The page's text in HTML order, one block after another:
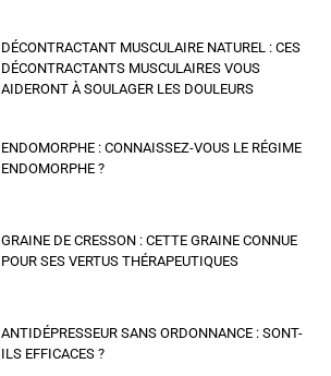
DÉCONTRACTANT MUSCULAIRE NATUREL : CES
DÉCONTRACTANTS MUSCULAIRES VOUS
AIDERONT À SOULAGER LES DOULEURS
ENDOMORPHE : CONNAISSEZ-VOUS LE RÉGIME
ENDOMORPHE ?
GRAINE DE CRESSON : CETTE GRAINE CONNUE
POUR SES VERTUS THÉRAPEUTIQUES
ANTIDÉPRESSEUR SANS ORDONNANCE : SONT-
ILS EFFICACES ?